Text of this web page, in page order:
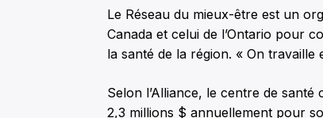
Le Réseau du mieux-être est un
Canada et celui de l’Ontario pour
la santé de la région. « On travaille
Selon l’Alliance, le centre de
2,3 millions $ annuellement pour